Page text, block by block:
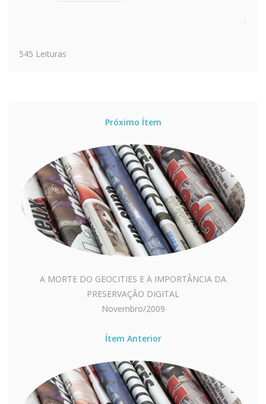
545 Leituras
Próximo Ítem
A MORTE DO GEOCITIES E A IMPORTÂNCIA DA
PRESERVAÇÃO DIGITAL
Novembro/2009
Ítem Anterior